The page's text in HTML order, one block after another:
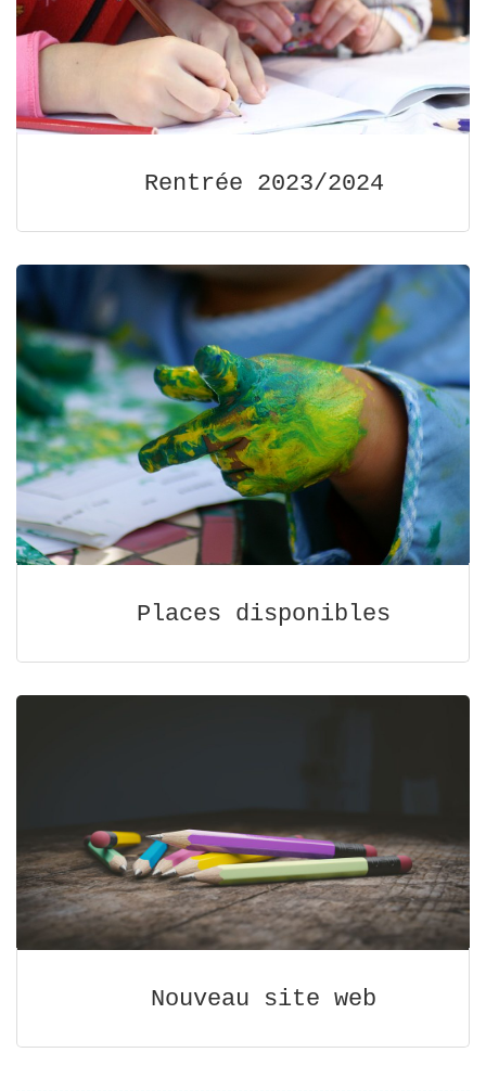
Rentrée 2023/2024
Places disponibles
Nouveau site web